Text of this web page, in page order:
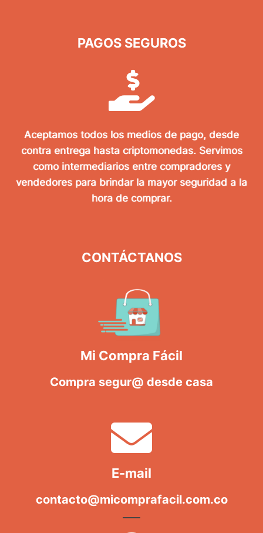
PAGOS SEGUROS
Aceptamos todos los medios de pago, desde
contra entrega hasta criptomonedas. Servimos
como intermediarios entre compradores y
vendedores para brindar la mayor seguridad a la
hora de comprar.
CONTÁCTANOS
Mi Compra Fácil
Compra segur@ desde casa
E-mail
contacto@micomprafacil.com.co